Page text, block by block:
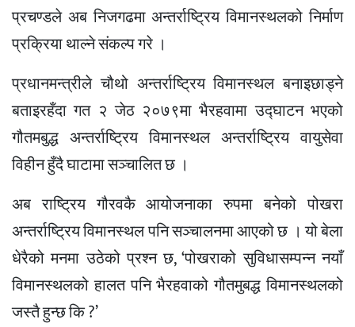
प्रचण्डले अब निजगढमा अन्तर्राष्ट्रिय विमानस्थलको निर्माण
प्रक्रिया थाल्ने संकल्प गरे ।
प्रधानमन्त्रीले चौथो अन्तर्राष्ट्रिय विमानस्थल बनाइछाड्ने
बताइरहँदा गत २ जेठ २०७९मा भैरहवामा उद्घाटन भएको
गौतमबुद्ध अन्तर्राष्ट्रिय विमानस्थल अन्तर्राष्ट्रिय वायुसेवा
विहीन हुँदै घाटामा सञ्चालित छ ।
अब राष्ट्रिय गौरवकै आयोजनाका रुपमा बनेको पोखरा
अन्तर्राष्ट्रिय विमानस्थल पनि सञ्चालनमा आएको छ । यो बेला
धेरैको मनमा उठेको प्रश्न छ, ‘पोखराको सुविधासम्पन्न नयाँ
विमानस्थलको हालत पनि भैरहवाको गौतमुबद्ध विमानस्थलको
जस्तै हुन्छ कि ?’